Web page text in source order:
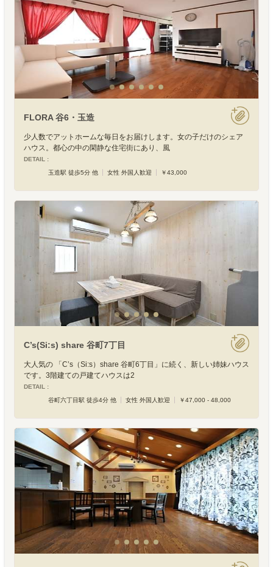
FLORA 谷6・玉造
少人数でアットホームな毎日をお届けします。女の子だけのシェア
ハウス。都心の中の閑静な住宅街にあり、風
DETAIL :
玉造駅 徒歩5分 他
女性 外国人歓迎 ￥43,000
C’s(Si:s) share 谷町7丁目
大人気の 「C’s（Si:s）share 谷町6丁目」に続く、新しい姉妹ハウス
です。3階建ての戸建てハウスは2
DETAIL :
谷町六丁目駅 徒歩4分 他
女性 外国人歓迎 ￥47,000 - 48,000